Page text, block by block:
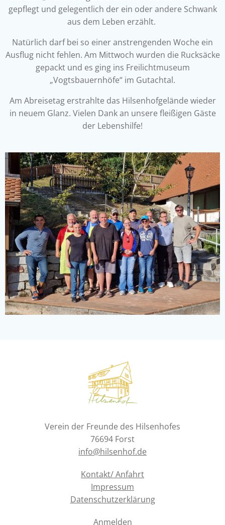
gepflegt und gelegentlich der ein oder andere Schwank
aus dem Leben erzählt.
Natürlich darf bei so einer anstrengenden Woche ein
Ausflug nicht fehlen. Am Mittwoch wurden die Rucksäcke
gepackt und es ging ins Freilichtmuseum
„Vogtsbauernhöfe“ im Gutachtal.
Am Abreisetag erstrahlte das Hilsenhofgelände wieder
in neuem Glanz. Vielen Dank an unsere fleißigen Gäste
der Lebenshilfe!
Verein der Freunde des Hilsenhofes
76694 Forst
info@hilsenhof.de
Kontakt/ Anfahrt
Impressum
Datenschutzerklärung
Anmelden